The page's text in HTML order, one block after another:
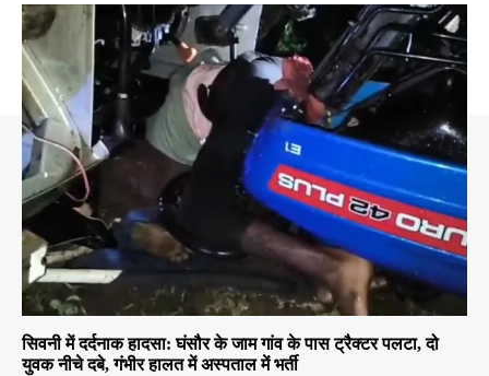
सिवनी में दर्दनाक हादसा: घंसौर के जाम गांव के पास ट्रैक्टर पलटा, दो
युवक नीचे दबे, गंभीर हालत में अस्पताल में भर्ती